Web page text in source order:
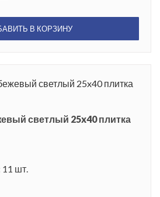
В КОРЗИНУ
светлый 25x40 плитка
11 шт.